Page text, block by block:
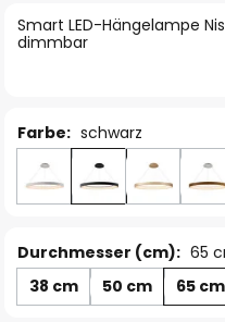
Smart LED-Hängelampe
dimmbar
Farbe: schwarz
Durchmesser (cm): 65
38 cm
50 cm 65 cm